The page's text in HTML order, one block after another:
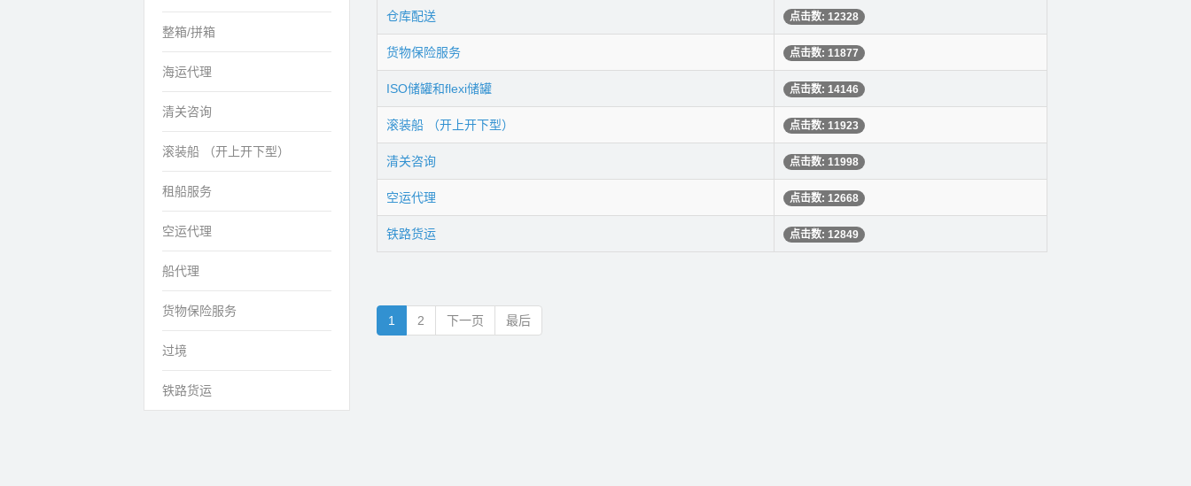
整箱/拼箱
海运代理
清关咨询
滚装船 （开上开下型）
租船服务
空运代理
船代理
货物保险服务
过境
铁路货运
仓库配送 点击数: 12328
货物保险服务 点击数: 11877
ISO储罐和flexi储罐 点击数: 14146
滚装船 （开上开下型） 点击数: 11923
清关咨询 点击数: 11998
空运代理 点击数: 12668
铁路货运 点击数: 12849
1 2 下一页 最后